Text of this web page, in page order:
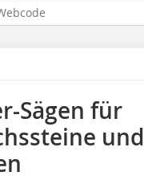
Sägen für
und